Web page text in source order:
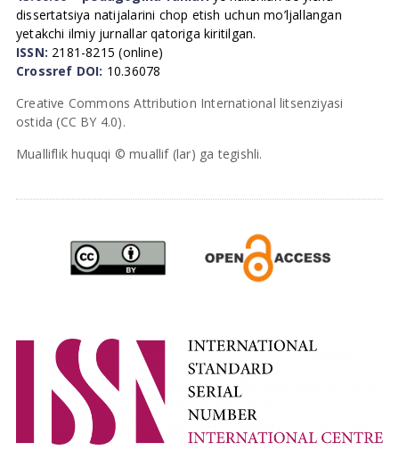
dissertatsiya natijalarini chop etish uchun mo’ljallangan
yetakchi ilmiy jurnallar qatoriga kiritilgan.
ISSN: 2181-8215 (online)
Crossref DOI: 10.36078
Creative Commons Attribution International litsenziyasi
ostida (CC BY 4.0).
Mualliflik huquqi © muallif (lar) ga tegishli.